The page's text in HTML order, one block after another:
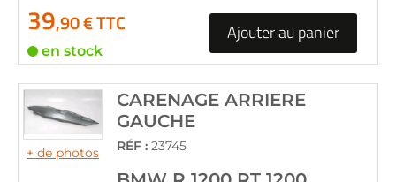
39,90 € TTC
en stock
Ajouter au panier
+ de photos
CARENAGE ARRIERE
GAUCHE
RÉF : 23745